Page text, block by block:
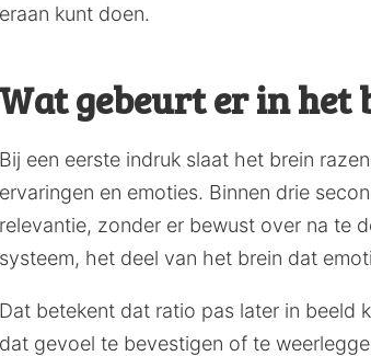
eraan kunt doen.
Wat gebeurt er in het
Bij een eerste indruk slaat het brein
ervaringen en emoties. Binnen drie
relevantie, zonder er bewust over na te
systeem, het deel van het brein dat
Dat betekent dat ratio pas later in beeld
dat gevoel te bevestigen of te